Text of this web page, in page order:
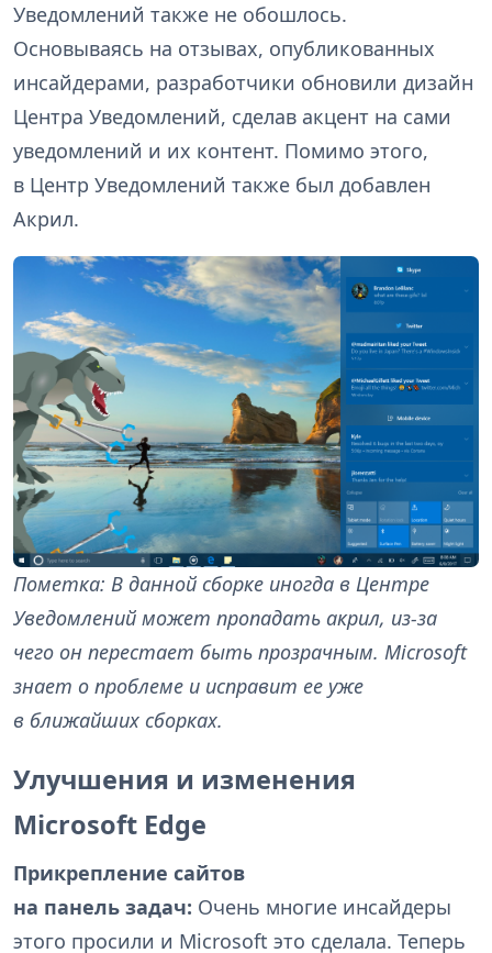
Уведомлений также не обошлось.
Основываясь на отзывах, опубликованных
инсайдерами, разработчики обновили дизайн
Центра Уведомлений, сделав акцент на сами
уведомлений и их контент. Помимо этого,
в Центр Уведомлений также был добавлен
Акрил.
Пометка: В данной сборке иногда в Центре
Уведомлений может пропадать акрил, из-за
чего он перестает быть прозрачным. Microsoft
знает о проблеме и исправит ее уже
в ближайших сборках.
Улучшения и изменения
Microsoft Edge
Прикрепление сайтов
на панель задач: Очень многие инсайдеры
этого просили и Microsoft это сделала. Теперь